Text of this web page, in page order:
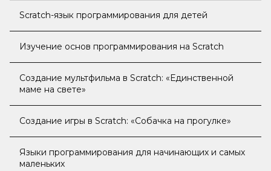
Scratch-язык программирования для детей
Изучение основ программирования на Scratch
Создание мультфильма в Scratch: «Единственной
маме на свете»
Создание игры в Scratch: «Собачка на прогулке»
Языки программирования для начинающих и самых
маленьких